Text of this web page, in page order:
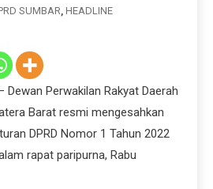
SUMBAR, HEADLINE
Dewan Perwakilan Rakyat Daerah
Barat resmi mengesahkan
DPRD Nomor 1 Tahun 2022
rapat paripurna, Rabu